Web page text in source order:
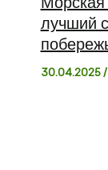
лучший
30.04.2025/